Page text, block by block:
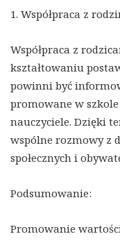
1. Współpraca z
Współpraca z
kształtowaniu
powinni być
promowane w
nauczyciele. Dzięki
wspólne rozmowy z
społecznych i
Podsumowanie:
Promowanie